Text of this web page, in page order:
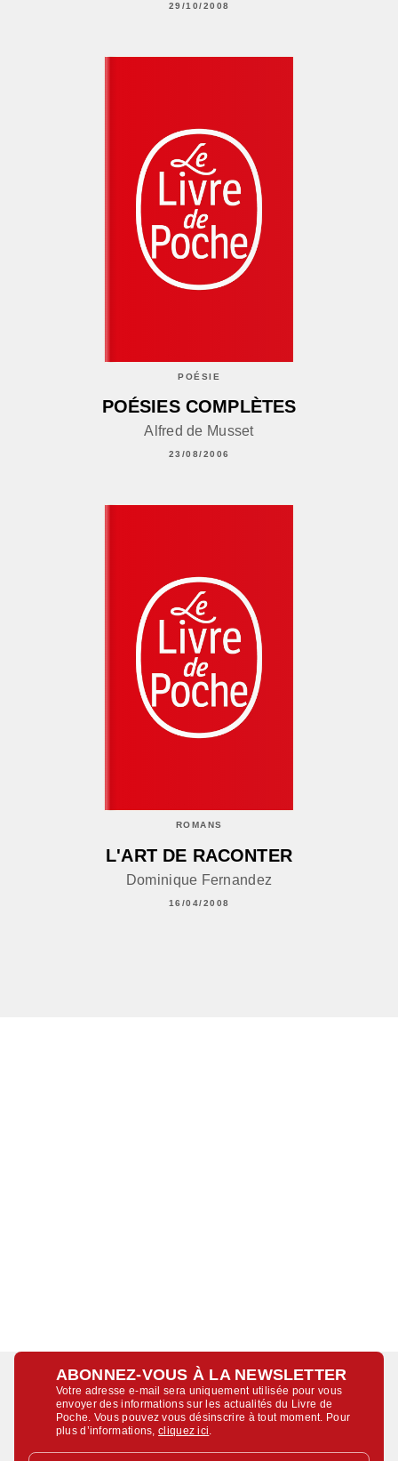
29/10/2008
POÉSIE
POÉSIES COMPLÈTES
Alfred de Musset
23/08/2006
ROMANS
L'ART DE RACONTER
Dominique Fernandez
16/04/2008
ABONNEZ-VOUS À LA NEWSLETTER
Votre adresse e-mail sera uniquement utilisée pour vous
envoyer des informations sur les actualités du Livre de
Poche. Vous pouvez vous désinscrire à tout moment. Pour
plus d’informations,cliquez ici